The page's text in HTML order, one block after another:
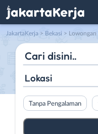
JakartaKerja > Bekasi > Lowongan
Lokasi
Tanpa Pengalaman